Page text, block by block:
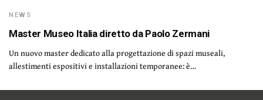
NEWS
Master Museo Italia diretto da Paolo Zermani
Un nuovo master dedicato alla progettazione di spazi museali,
allestimenti espositivi e installazioni temporanee: è…